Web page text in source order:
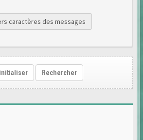
caractères des messages
Rechercher